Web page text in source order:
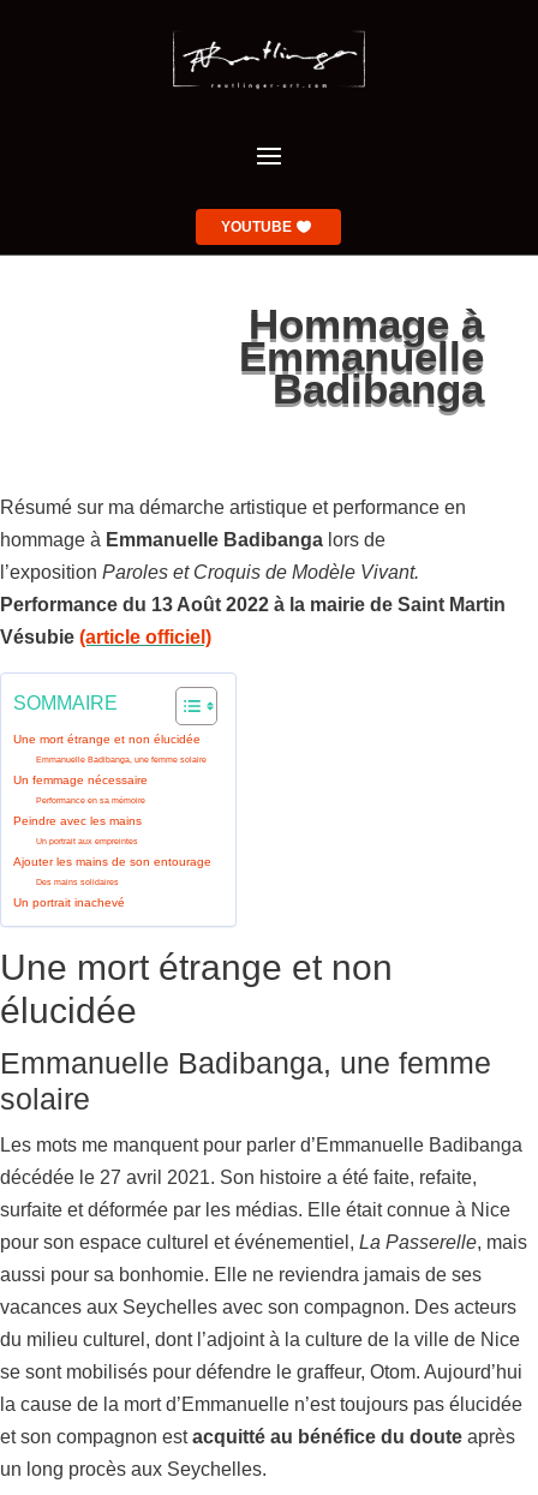
YOUTUBE
Hommage à
Emmanuelle
Badibanga
Résumé sur ma démarche artistique et performance en
hommage à Emmanuelle Badibanga lors de
l’exposition Paroles et Croquis de Modèle Vivant.
Performance du 13 Août 2022 à la mairie de Saint Martin
Vésubie (article officiel)
SOMMAIRE
Une mort étrange et non élucidée
Emmanuelle Badibanga, une femme solaire
Un femmage nécessaire
Performance en sa mémoire
Peindre avec les mains
Un portrait aux empreintes
Ajouter les mains de son entourage
Des mains solidaires
Un portrait inachevé
Une mort étrange et non
élucidée
Emmanuelle Badibanga, une femme
solaire
Les mots me manquent pour parler d’Emmanuelle Badibanga
décédée le 27 avril 2021. Son histoire a été faite, refaite,
surfaite et déformée par les médias. Elle était connue à Nice
pour son espace culturel et événementiel, La Passerelle, mais
aussi pour sa bonhomie. Elle ne reviendra jamais de ses
vacances aux Seychelles avec son compagnon. Des acteurs
du milieu culturel, dont l’adjoint à la culture de la ville de Nice
se sont mobilisés pour défendre le graffeur, Otom. Aujourd’hui
la cause de la mort d’Emmanuelle n’est toujours pas élucidée
et son compagnon estacquitté au bénéfice du doute après
un long procès aux Seychelles.